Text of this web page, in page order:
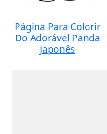
Página Para Colorir
Do Adorável Panda
Japonês